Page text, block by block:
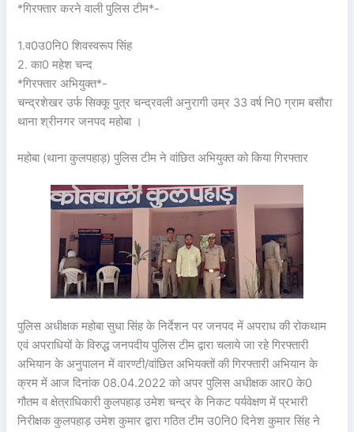
*गिरफ्तार करने वाली पुलिस टीम*-
1.व0उ0नि0 शिवस्वरूप सिंह
2. का0 महेश चन्द
*गिरफ्तार अभियुक्त*-
चन्द्रशेखर उर्फ सिक्कू पुत्र चन्द्रवली अनुरागी उम्र 33 वर्ष नि0 ग्राम बसौरा
थाना श्रीनगर जनपद महोबा ।
महोबा (थाना कुलपहाड़) पुलिस टीम ने वांछित अभियुक्त को किया गिरफ्तार
पुलिस अधीक्षक महोबा सुधा सिंह के निर्देशन पर जनपद में अपराध की रोकथाम
एवं अपराधियों के विरुद्ध जनपदीय पुलिस टीम द्वारा चलाये जा रहे गिरफ्तारी
अभियान के अनुपालन में वारण्टी/वांछित अभियक्तों की गिरफ्तारी अभियान के
क्रम में आज दिनांक 08.04.2022 को अपर पुलिस अधीक्षक आर0 के0
गौतम व क्षेत्राधिकारी कुलपहाड़ उमेश चन्द्र के निकट पर्यवेक्षण में प्रभारी
निरीक्षक कुलपहाड़ उमेश कुमार द्वारा गठित टीम उ0नि0 दिनेश कुमार सिंह ने